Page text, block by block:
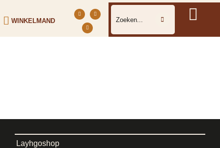
WINKELMAND
Layhgoshop